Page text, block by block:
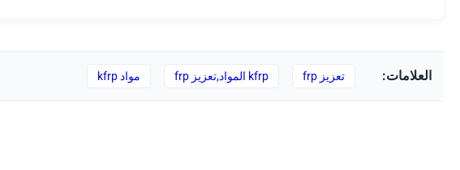
العلامات: تعزيز frp kfrp المواد,تعزيز frp مواد kfrp